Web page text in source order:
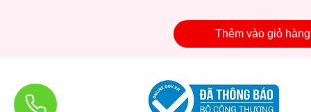
Thêm vào giỏ hàng